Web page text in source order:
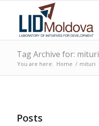
Tag Archive for: mituri
You are here: Home / mituri
Posts